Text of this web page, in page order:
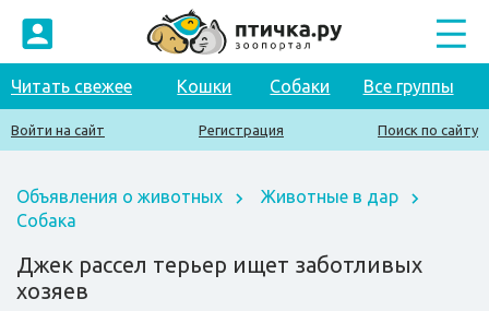
Читать свежее Кошки Собаки Все группы
Войти на сайт Регистрация Поиск по сайту
Объявления о животных
Животные в дар
Собака
Джек рассел терьер ищет заботливых
хозяев